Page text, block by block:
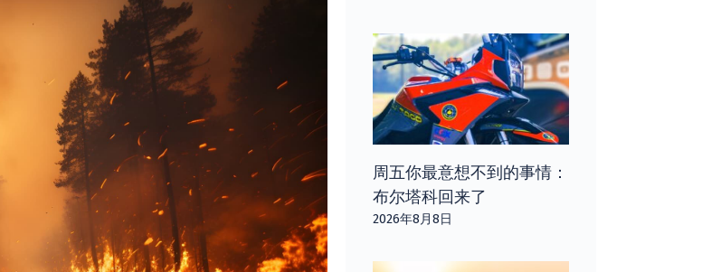
周五你最意想不到的事情：
布尔塔科回来了
2026年8月8日